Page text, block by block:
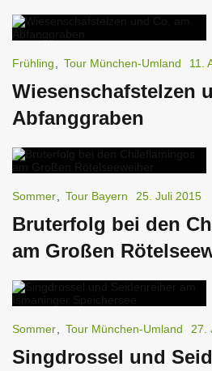
Frühling Tour München-Umland 11.
Wiesenschafstelzen
Abfanggraben
Sommer Tour Bayern 25. Juli 2015
Bruterfolg bei den
am Großen
Sommer Tour München-Umland 27.
Singdrossel und